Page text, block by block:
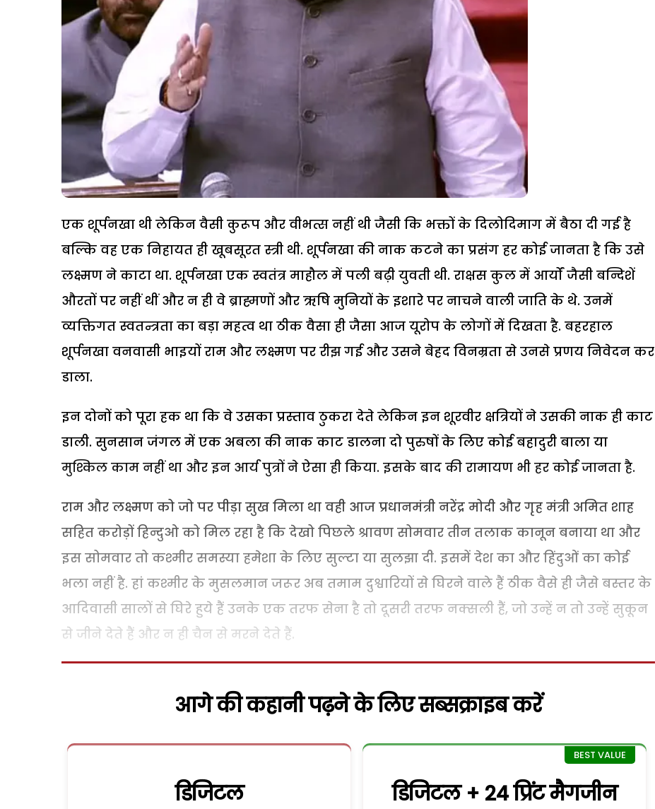
एक शूर्पनखा थी लेकिन वैसी कुरूप और वीभत्स नहीं थी जैसी कि भक्तों के दिलोदिमाग में बैठा दी गई है
बल्कि वह एक निहायत ही खूबसूरत स्त्री थी. शूर्पनखा की नाक कटने का प्रसंग हर कोई जानता है कि उसे
लक्ष्मण ने काटा था. शूर्पनखा एक स्वतंत्र माहौल में पली बढ़ी युवती थी. राक्षस कुल में आर्यों जैसी बन्दिशें
औरतों पर नहीं थीं और न ही वे ब्राह्मणों और ऋषि मुनियों के इशारे पर नाचने वाली जाति के थे. उनमें
व्यक्तिगत स्वतन्त्रता का बड़ा महत्व था ठीक वैसा ही जैसा आज यूरोप के लोगों में दिखता है. बहरहाल
शूर्पनखा वनवासी भाइयों राम और लक्ष्मण पर रीझ गई और उसने बेहद विनम्रता से उनसे प्रणय निवेदन कर
डाला.
इन दोनों को पूरा हक था कि वे उसका प्रस्ताव ठुकरा देते लेकिन इन शूरवीर क्षत्रियों ने उसकी नाक ही काट
डाली. सुनसान जंगल में एक अबला की नाक काट डालना दो पुरुषों के लिए कोई बहादुरी बाला या
मुश्किल काम नहीं था और इन आर्य पुत्रों ने ऐसा ही किया. इसके बाद की रामायण भी हर कोई जानता है.
राम और लक्ष्मण को जो पर पीड़ा सुख मिला था वही आज प्रधानमंत्री नरेंद्र मोदी और गृह मंत्री अमित शाह
सहित करोड़ों हिन्दुओ को मिल रहा है कि देखो पिछले श्रावण सोमवार तीन तलाक कानून बनाया था और
इस सोमवार तो कश्मीर समस्या हमेशा के लिए सुल्टा या सुलझा दी. इसमें देश का और हिंदुओं का कोई
भला नहीं है. हां कश्मीर के मुसलमान जरूर अब तमाम दुश्वारियों से घिरने वाले हैं ठीक वैसे ही जैसे बस्तर के
आदिवासी सालों से घिरे हुये हैं उनके एक तरफ सेना है तो दूसरी तरफ नक्सली हैं, जो उन्हें न तो उन्हें सुकून
से जीने देते हैं और न ही चैन से मरने देते हैं.
आगे की कहानी पढ़ने के लिए सब्सक्राइब करें
डिजिटल डिजिटल + 24 प्रिंट मैगजीन